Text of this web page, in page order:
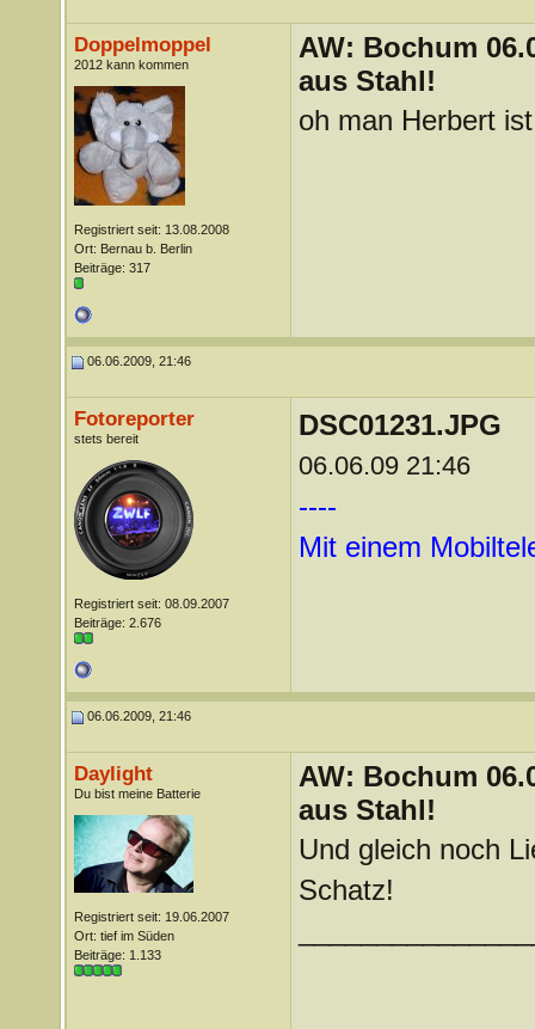
Doppelmoppel
2012 kann kommen
Registriert seit: 13.08.2008
Ort: Bernau b. Berlin
Beiträge: 317
AW: Bochum
aus Stahl!
oh man Herbert
06.06.2009, 21:46
Fotoreporter
stets bereit
Registriert seit: 08.09.2007
Beiträge: 2.676
DSC01231.JPG
06.06.09 21:46
----
Mit einem
06.06.2009, 21:46
Daylight
Du bist meine Batterie
Registriert seit: 19.06.2007
Ort: tief im Süden
Beiträge: 1.133
AW: Bochum
aus Stahl!
Und gleich noch
Schatz!